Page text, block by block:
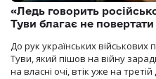
«Ледь говорить
Туви благає не
До рук українських військових
Туви, який пішов на війну
на власні очі, втік уже на